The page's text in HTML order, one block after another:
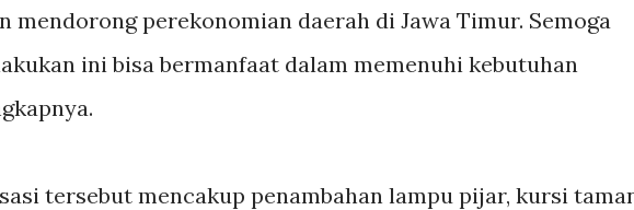
mendorong perekonomian daerah di Jawa Timur. Semoga
ini bisa bermanfaat dalam memenuhi kebutuhan
tersebut mencakup penambahan lampu pijar, kursi